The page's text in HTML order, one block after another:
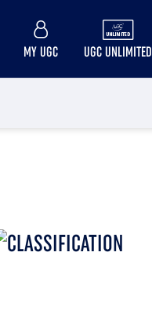
MY UGC UGC UNLIMITED